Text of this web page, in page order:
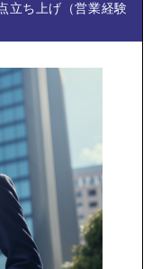
立ち上げ（営業経験